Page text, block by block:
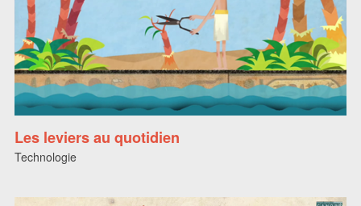
Les leviers au quotidien
Technologie